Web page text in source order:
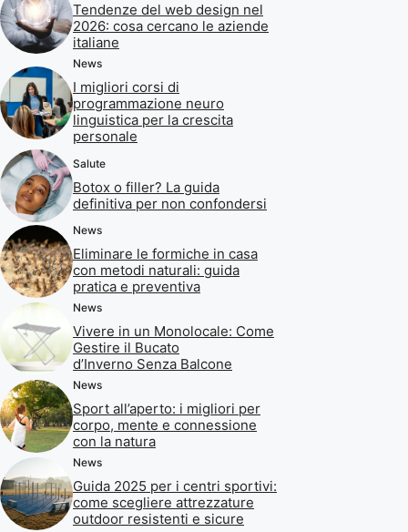
Tendenze del web design nel
2026: cosa cercano le aziende
italiane
News
I migliori corsi di
programmazione neuro
linguistica per la crescita
personale
Salute
Botox o filler? La guida
definitiva per non confondersi
News
Eliminare le formiche in casa
con metodi naturali: guida
pratica e preventiva
News
Vivere in un Monolocale: Come
Gestire il Bucato
d’Inverno Senza Balcone
News
Sport all’aperto: i migliori per
corpo, mente e connessione
con la natura
News
Guida 2025 per i centri sportivi:
come scegliere attrezzature
outdoor resistenti e sicure